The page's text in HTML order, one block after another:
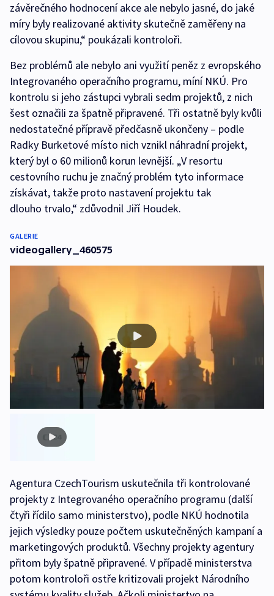
závěrečného hodnocení akce ale nebylo jasné, do jaké
míry byly realizované aktivity skutečně zaměřeny na
cílovou skupinu,“ poukázali kontroloři.
Bez problémů ale nebylo ani využití peněz z evropského
Integrovaného operačního programu, míní NKÚ. Pro
kontrolu si jeho zástupci vybrali sedm projektů, z nich
šest označili za špatně připravené. Tři ostatně byly kvůli
nedostatečné přípravě předčasně ukončeny – podle
Radky Burketové místo nich vznikl náhradní projekt,
který byl o 60 milionů korun levnější. „V resortu
cestovního ruchu je značný problém tyto informace
získávat, takže proto nastavení projektu tak
dlouho trvalo,“ zdůvodnil Jiří Houdek.
GALERIE
videogallery_460575
Agentura CzechTourism uskutečnila tři kontrolované
projekty z Integrovaného operačního programu (další
čtyři řídilo samo ministerstvo), podle NKÚ hodnotila
jejich výsledky pouze počtem uskutečněných kampaní a
marketingových produktů. Všechny projekty agentury
přitom byly špatně připravené. V případě ministerstva
potom kontroloři ostře kritizovali projekt Národního